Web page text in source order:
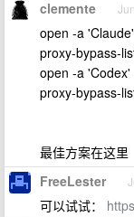
clemente
open -a
proxy-bypass-
open -a
proxy-bypass-
最佳方案在这里
FreeLester
可以试试：